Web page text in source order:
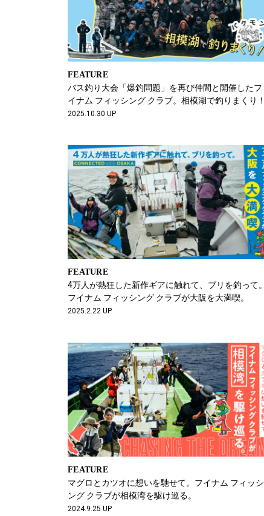
FEATURE
バス釣り大会「爆釣問題」を再び仲間と開催したフ
イナム フィッシング クラブ。相模湖で釣りまくり！
2025.10.30 UP
FEATURE
4万人が熱狂した新作ギアに触れて、ブリを釣って。
フイナム フィッシング クラブが大阪を大満喫。
2025.2.22 UP
FEATURE
マグロとカツオに想いを馳せて。フイナム フィッシ
ング クラブが相模湾を駆け巡る。
2024.9.25 UP